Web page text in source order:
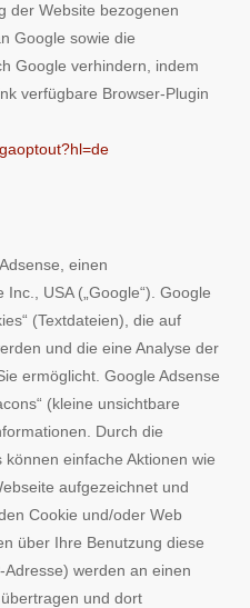
der Website bezogenen
Google sowie die
Google verhindern, indem
verfügbare Browser-Plugin
einen
USA („Google“). Google
(Textdateien), die auf
und die eine Analyse der
ermöglicht. Google Adsense
(kleine unsichtbare
Durch die
einfache Aktionen wie
aufgezeichnet und
Cookie und/oder Web
über Ihre Benutzung diese
werden an einen
und dort